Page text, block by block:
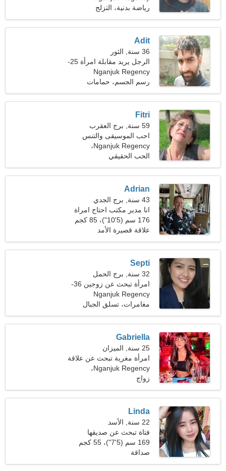
رياضة بدنية، التزلج
Adit
36 سنة, الثور
الرجل يريد مقابلة امرأة 25-
31
Nganjuk Regency
رسم الجسم، حمامات
الشمس
Fitri
59 سنة, برج العقرب
احب الموسيقى والتنس
Nganjuk Regency،
إندونيسيا
الحب الحقيقي
Adrian
43 سنة, برج الجدي
انا مدير مكتب احتاج امراة
انيقة
176 سم (5'10")، 85 كجم
(187 رطلا)
علاقة قصيرة الأمد
Septi
32 سنة, برج الحمل
امرأة تبحث عن زوجين 36-
39
Nganjuk Regency
مغامرات، تسلق الجبال
Gabriella
25 سنة, الميزان
امرأة مغرية تبحث عن علاقة
Nganjuk Regency،
إندونيسيا
زواج
Linda
22 سنة, الأسد
فتاة تبحث عن صديقها
169 سم (5'7")، 55 كجم
(121 رطلا)
صداقة